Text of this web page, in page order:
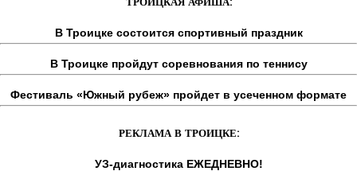
ТРОИЦКАЯ АФИША:
В Троицке состоится спортивный праздник
В Троицке пройдут соревнования по теннису
Фестиваль «Южный рубеж» пройдет в усеченном формате
РЕКЛАМА В ТРОИЦКЕ:
УЗ-диагностика ЕЖЕДНЕВНО!